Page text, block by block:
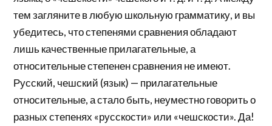
тем загляните в любую школьную грамматику, и вы
убедитесь, что степенями сравнения обладают
лишь качественные прилагательные, а
относительные степенен сравнения не имеют.
Русский, чешский (язык) — прилагательные
относительные, а стало быть, неуместно говорить о
разных степенях «русскости» или «чешскости». Да!